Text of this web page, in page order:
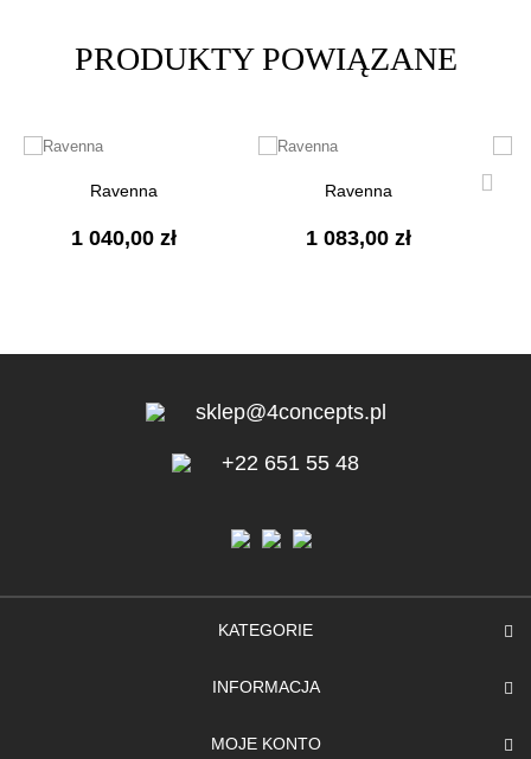
PRODUKTY POWIĄZANE
Ravenna
1 040,00 zł
Ravenna
1 083,00 zł
sklep@4concepts.pl
+22 651 55 48
KATEGORIE
INFORMACJA
MOJE KONTO